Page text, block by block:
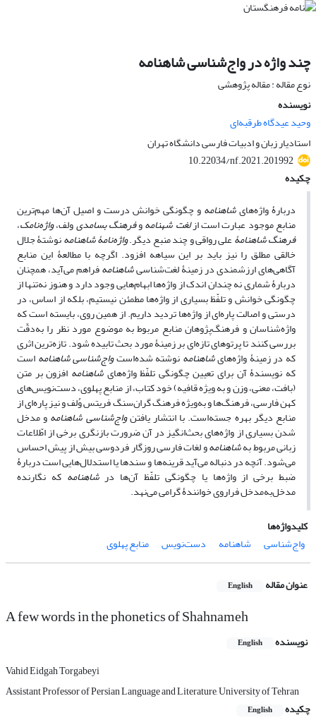
چند واژه در واج‌شناسی شاهنامه
نوع مقاله : مقاله پژوهشی
نویسنده
وحید عیدگاه طرقبه‌ای
استادیار زبان و ادبیات فارسی دانشگاه تهران
10.22034/nf.2021.201992
چکیده
دربارۀ واژه‌هایشاهنامهو چگونگی خوانش درست و اصیل آن‌ها مهم‌ترین
منابع موجود عبارت است ازلغت شهنامهوفرهنگ بسامدیولف،واژه‌نامک،
فرهنگ شاهنامۀعلی رواقی و چند منبع دیگر.واژه‌نامۀ شاهنامهنوشتۀ جلال
خالقی مطلق را نیز باید بر این سیاهه افزود. اگرچه با مطالعۀ این منابع
آگاهی‌های ارزشمندی در زمینۀ لغت‌شناسیشاهنامهفراهم می‌آید، همچنان
دربارۀ شماری نه چندان اندک از واژه‌ها ابهام‌هایی وجود دارد و هنوز نه‌تنها از
چگونگی خوانش و تلفّظ بسیاری از واژه‌ها مطمئن نیستیم، بلکه از اساس، در
درستی و اصالت پاره‌ای از واژه‌ها تردید داریم. از همین روی، بایسته است که
واژه‌شناسان و فرهنگ‌پژوهان منابع مربوط به موضوع مورد نظر را به‌دقّت
بررسی کنند تا پرتوهای تازه‌ای بر زمینۀ مورد بحث تابیده شود. تازه‌ترین اثری
که در زمینۀ واژه‌هایشاهنامهنوشته شده‌استواج‌شناسی شاهنامهاست
که نویسندۀ آن برای تعیین چگونگی تلفّظ واژه‌هایشاهنامه افزون بر متن
(بافت، معنی، وزن و به ویژه قافیه) خود کتاب، از منابع پهلوی، دست‌نویس‌های
کهن فارسی، فرهنگ‌ها و به‌ویژه فرهنگ گران‌سنگ فریتس وُلف و نیز پاره‌ای از
منابع دیگر بهره جسته‌است. با انتشار یافتنواج‌شناسی شاهنامهو مدخل
شدن بسیاری از واژه‌های بحث‌انگیز در آن ضرورت بازنگری برخی از اطّلاعات
زبانی مربوط بهشاهنامهو لغات فارسی روزگار فردوسی بیش از پیش احساس
می‌شود. آنچه در دنباله می‌آید قرینه‌ها و سندها یا استدلال‌هایی است دربارۀ
ضبط برخی از واژه‌ها یا چگونگی تلفّظ آن‌ها درشاهنامه که نگارنده
مدخل‌به‌مدخل فراروی خوانندۀ گرامی می‌نهد.
کلیدواژه‌ها
واج‌شناسی
شاهنامه دست‌نویس منابع پهلوی
عنوان مقاله English
A few words in the phonetics of Shahnameh
نویسنده English
Vahid Eidgah Torgabeyi
Assistant Professor of Persian Language and Literature, University of Tehran
چکیده
English